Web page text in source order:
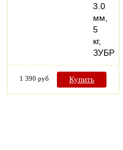
3.0
мм,
5
кг,
ЗУБР
1 390 руб Купить